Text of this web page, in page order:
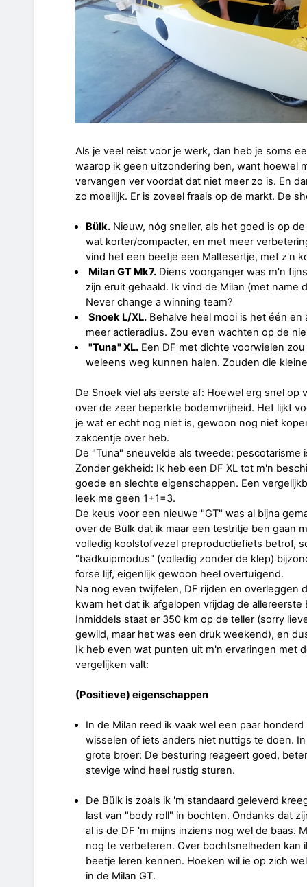
Als je veel reist voor je werk, dan heb je soms
waarop ik geen uitzondering ben, want hoewel
vervangen ver voordat dat niet meer zo is. En
zo moeilijk. Er is zoveel fraais op de markt. De
Bülk.Nieuw, nóg sneller, als het goed is op
wat korter/compacter, en met meer
vind het een beetje een Maltesertje, met z'n
Milan GT Mk7.Diens voorganger was m'n
zijn eruit gehaald. Ik vind de Milan (met name
Never change a winning team?
Snoek L/XL.Behalve heel mooi is het één en
meer actieradius. Zou even wachten op de
"Tuna" XL.Een DF met dichte voorwielen
weleens weg kunnen halen. Zouden die
De Snoek viel als eerste af: Hoewel erg snel
over de zeer beperkte bodemvrijheid. Het lijkt
je wat er echt nog niet is, gewoon nog niet
zakcentje over heb.
De "Tuna" sneuvelde als tweede: pescotarisme
Zonder gekheid: Ik heb een DF XL tot m'n
goede en slechte eigenschappen. Een
leek me geen 1+1=3.
De keus voor een nieuwe "GT" was al bijna
over de Bülk dat ik maar een testritje ben gaan
volledig koolstofvezel preproductiefiets betrof,
"badkuipmodus" (volledig zonder de klep)
forse lijf, eigenlijk gewoon heel overtuigend.
Na nog even twijfelen, DF rijden en overleggen
kwam het dat ik afgelopen vrijdag de
Inmiddels staat er 350 km op de teller (sorry
gewild, maar het was een druk weekend), en
Ik heb even wat punten uit m'n ervaringen met
vergelijken valt:
(Positieve) eigenschappen
In de Milan reed ik vaak wel een paar
wisselen of iets anders niet nuttigs te doen.
grote broer: De besturing reageert goed,
stevige wind heel rustig sturen.
De Bülk is zoals ik 'm standaard geleverd
last van "body roll" in bochten. Ondanks dat
al is de DF 'm mijns inziens nog wel de baas.
nog te verbeteren. Over bochtsnelheden kan
beetje leren kennen. Hoeken wil ie op zich
in de Milan GT.